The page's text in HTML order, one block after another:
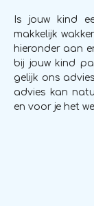
Is jouw kind
makkelijk
hieronder aan
bij jouw kind
gelijk ons
advies kan
en voor je het